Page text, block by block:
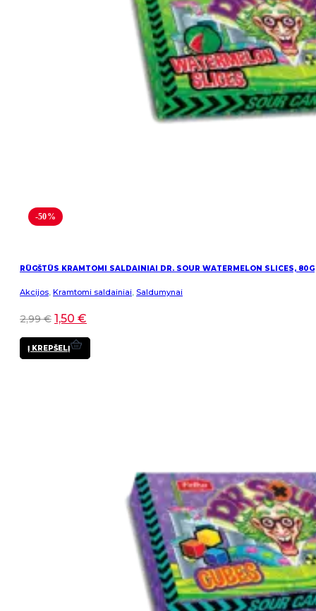
-50%
RŪGŠTŪS KRAMTOMI SALDAINIAI DR. SOUR WATERMELON SLICES, 80G
Akcijos, Kramtomi saldainiai, Saldumynai
2,99€ 1,50 €
Į KREPŠELĮ